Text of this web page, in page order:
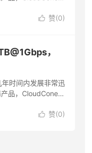
 赞(0)
，
时间内发展非常迅
品，CloudCone美
 赞(0)